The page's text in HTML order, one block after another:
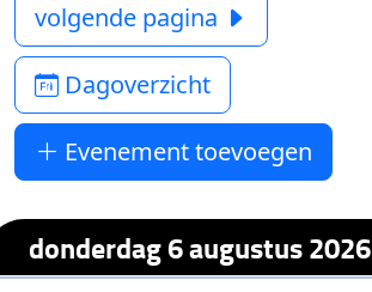
volgende pagina
Dagoverzicht
Evenement toevoegen
donderdag 6 augustus 2026